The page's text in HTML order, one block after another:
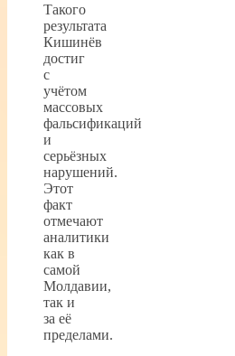
Такого
результата
Кишинёв
достиг
с
учётом
массовых
фальсификаций
и
серьёзных
нарушений.
Этот
факт
отмечают
аналитики
как в
самой
Молдавии,
так и
за её
пределами.